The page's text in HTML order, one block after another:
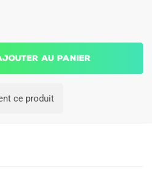
au panier
ce produit